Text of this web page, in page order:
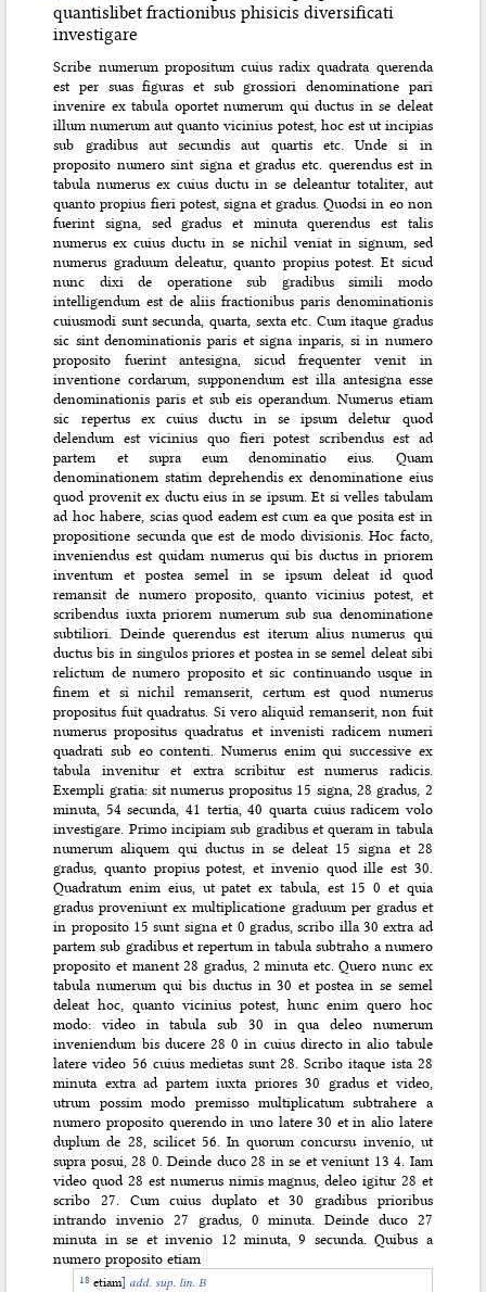
quantislibet fractionibus phisicis diversificati
investigare
Scribe numerum propositum cuius radix quadrata querenda
est per suas figuras et sub grossiori denominatione pari
invenire ex tabula oportet numerum qui ductus in se deleat
illum numerum aut quanto vicinius potest, hoc est ut incipias
sub gradibus aut secundis aut quartis etc. Unde si in
proposito numero sint signa et gradus etc. querendus est in
tabula numerus ex cuius ductu in se deleantur totaliter, aut
quanto propius fieri potest, signa et gradus. Quodsi in eo non
fuerint signa, sed gradus et minuta querendus est talis
numerus ex cuius ductu in se nichil veniat in signum, sed
numerus graduum deleatur, quanto propius potest. Et sicud
nunc dixi de operatione sub gradibus simili modo
intelligendum est de aliis fractionibus paris denominationis
cuiusmodi sunt secunda, quarta, sexta etc. Cum itaque gradus
sic sint denominationis paris et signa inparis, si in numero
proposito fuerint antesigna, sicud frequenter venit in
inventione cordarum, supponendum est illa antesigna esse
denominationis paris et sub eis operandum. Numerus etiam
sic repertus ex cuius ductu in se ipsum deletur quod
delendum est vicinius quo fieri potest scribendus est ad
partem et supra eum denominatio eius. Quam
denominationem statim deprehendis ex denominatione eius
quod provenit ex ductu eius in se ipsum. Et si velles tabulam
ad hoc habere, scias quod eadem est cum ea que posita est in
propositione secunda que est de modo divisionis. Hoc facto,
inveniendus est quidam numerus qui bis ductus in priorem
inventum et postea semel in se ipsum deleat id quod
remansit de numero proposito, quanto vicinius potest, et
scribendus iuxta priorem numerum sub sua denominatione
subtiliori. Deinde querendus est iterum alius numerus qui
ductus bis in singulos priores et postea in se semel deleat sibi
relictum de numero proposito et sic continuando usque in
finem et si nichil remanserit, certum est quod numerus
propositus fuit quadratus. Si vero aliquid remanserit, non fuit
numerus propositus quadratus et invenisti radicem numeri
quadrati sub eo contenti. Numerus enim qui successive ex
tabula invenitur et extra scribitur est numerus radicis.
Exempli gratia: sit numerus propositus 15 signa, 28 gradus, 2
minuta, 54 secunda, 41 tertia, 40 quarta cuius radicem volo
investigare. Primo incipiam sub gradibus et queram in tabula
numerum aliquem qui ductus in se deleat 15 signa et 28
gradus, quanto propius potest, et invenio quod ille est 30.
Quadratum enim eius, ut patet ex tabula, est 15 0 et quia
gradus proveniunt ex multiplicatione graduum per gradus et
in proposito 15 sunt signa et 0 gradus, scribo illa 30 extra ad
partem sub gradibus et repertum in tabula subtraho a numero
proposito et manent 28 gradus, 2 minuta etc. Quero nunc ex
tabula numerum qui bis ductus in 30 et postea in se semel
deleat hoc, quanto vicinius potest, hunc enim quero hoc
modo: video in tabula sub 30 in qua deleo numerum
inveniendum bis ducere 28 0 in cuius directo in alio tabule
latere video 56 cuius medietas sunt 28. Scribo itaque ista 28
minuta extra ad partem iuxta priores 30 gradus et video,
utrum possim modo premisso multiplicatum subtrahere a
numero proposito querendo in uno latere 30 et in alio latere
duplum de 28, scilicet 56. In quorum concursu invenio, ut
supra posui, 28 0. Deinde duco 28 in se et veniunt 13 4. Iam
video quod 28 est numerus nimis magnus, deleo igitur 28 et
scribo 27. Cum cuius duplato et 30 gradibus prioribus
intrando invenio 27 gradus, 0 minuta. Deinde duco 27
minuta in se et invenio 12 minuta, 9 secunda. Quibus a
numero proposito etiam
etiam] add. sup. lin. B